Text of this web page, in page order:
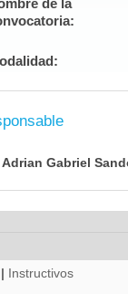
de la
Adrian Gabriel
| Instructivos